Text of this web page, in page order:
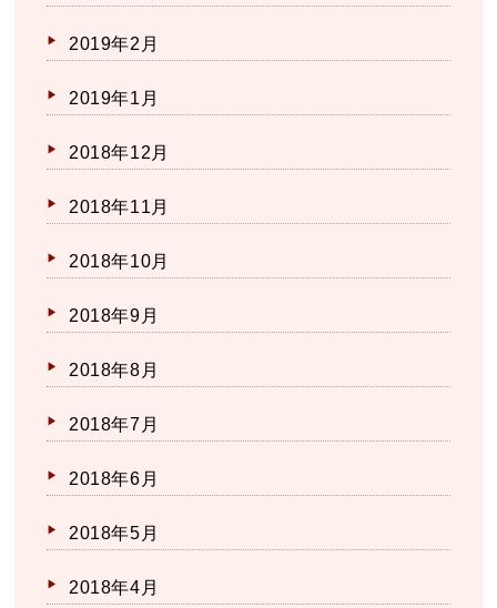
2019年2月
2019年1月
2018年12月
2018年11月
2018年10月
2018年9月
2018年8月
2018年7月
2018年6月
2018年5月
2018年4月